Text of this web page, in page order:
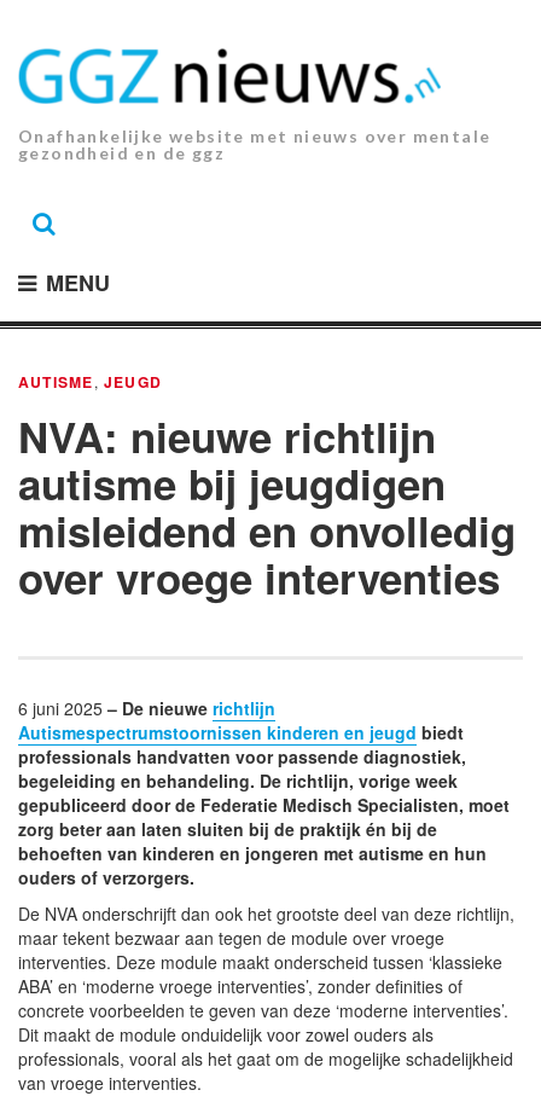
inhoud.
Onafhankelijke website met nieuws over mentale
gezondheid en de ggz
MENU
AUTISME, JEUGD
NVA: nieuwe richtlijn
autisme bij jeugdigen
misleidend en onvolledig
over vroege interventies
6 juni 2025– De nieuwe richtlijn
Autismespectrumstoornissen kinderen en jeugd biedt
professionals handvatten voor passende diagnostiek,
begeleiding en behandeling. De richtlijn, vorige week
gepubliceerd door de Federatie Medisch Specialisten, moet
zorg beter aan laten sluiten bij de praktijk én bij de
behoeften van kinderen en jongeren met autisme en hun
ouders of verzorgers.
De NVA onderschrijft dan ook het grootste deel van deze richtlijn,
maar tekent bezwaar aan tegen de module over vroege
interventies. Deze module maakt onderscheid tussen ‘klassieke
ABA’ en ‘moderne vroege interventies’, zonder definities of
concrete voorbeelden te geven van deze ‘moderne interventies’.
Dit maakt de module onduidelijk voor zowel ouders als
professionals, vooral als het gaat om de mogelijke schadelijkheid
van vroege interventies.